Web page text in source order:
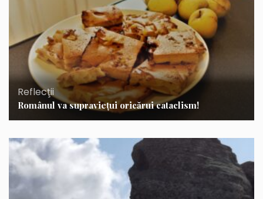
Reflecţii
Românul va supravieţui oricărui cataclism!